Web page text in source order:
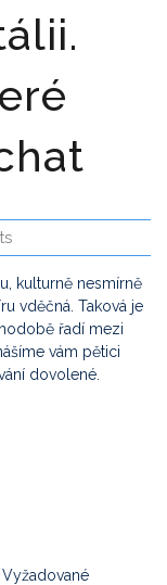
kulturně nesmírně
vděčná. Taková je
řadí mezi
vám pětici
dovolené.
Vyžadované